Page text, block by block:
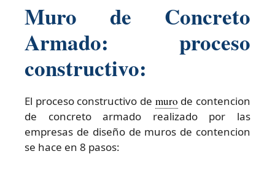
Muro de Concreto
Armado: proceso
constructivo:
El proceso constructivo de muro de contencion
de concreto armado realizado por las
empresas de diseño de muros de contencion
se hace en 8 pasos: